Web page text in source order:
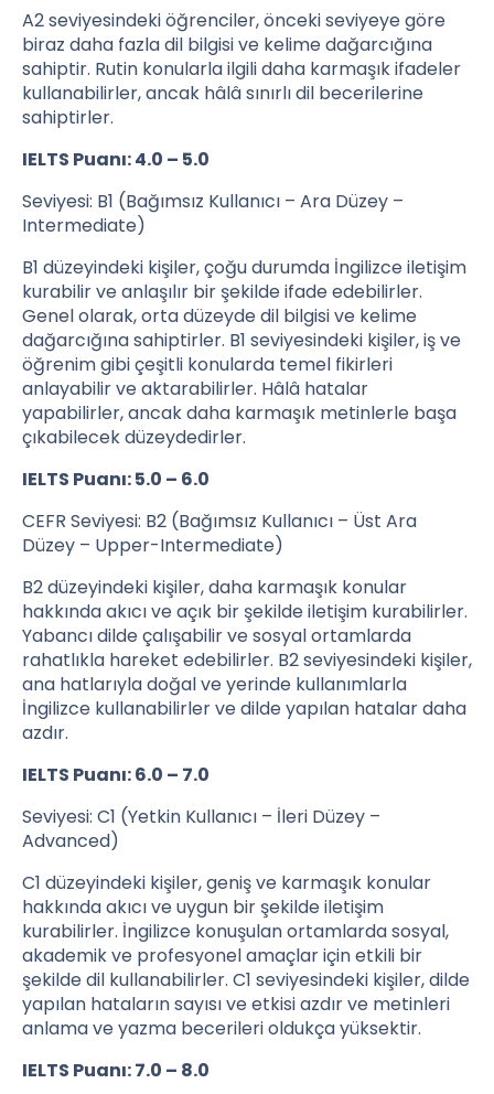
A2 seviyesindeki öğrenciler, önceki seviyeye göre
biraz daha fazla dil bilgisi ve kelime dağarcığına
sahiptir. Rutin konularla ilgili daha karmaşık ifadeler
kullanabilirler, ancak hâlâ sınırlı dil becerilerine
sahiptirler.
IELTS Puanı: 4.0 – 5.0
Seviyesi: B1 (Bağımsız Kullanıcı – Ara Düzey –
Intermediate)
B1 düzeyindeki kişiler, çoğu durumda İngilizce iletişim
kurabilir ve anlaşılır bir şekilde ifade edebilirler.
Genel olarak, orta düzeyde dil bilgisi ve kelime
dağarcığına sahiptirler. B1 seviyesindeki kişiler, iş ve
öğrenim gibi çeşitli konularda temel fikirleri
anlayabilir ve aktarabilirler. Hâlâ hatalar
yapabilirler, ancak daha karmaşık metinlerle başa
çıkabilecek düzeydedirler.
IELTS Puanı: 5.0 – 6.0
CEFR Seviyesi: B2 (Bağımsız Kullanıcı – Üst Ara
Düzey – Upper-Intermediate)
B2 düzeyindeki kişiler, daha karmaşık konular
hakkında akıcı ve açık bir şekilde iletişim kurabilirler.
Yabancı dilde çalışabilir ve sosyal ortamlarda
rahatlıkla hareket edebilirler. B2 seviyesindeki kişiler,
ana hatlarıyla doğal ve yerinde kullanımlarla
İngilizce kullanabilirler ve dilde yapılan hatalar daha
azdır.
IELTS Puanı: 6.0 – 7.0
Seviyesi: C1 (Yetkin Kullanıcı – İleri Düzey –
Advanced)
C1 düzeyindeki kişiler, geniş ve karmaşık konular
hakkında akıcı ve uygun bir şekilde iletişim
kurabilirler. İngilizce konuşulan ortamlarda sosyal,
akademik ve profesyonel amaçlar için etkili bir
şekilde dil kullanabilirler. C1 seviyesindeki kişiler, dilde
yapılan hataların sayısı ve etkisi azdır ve metinleri
anlama ve yazma becerileri oldukça yüksektir.
IELTS Puanı: 7.0 – 8.0